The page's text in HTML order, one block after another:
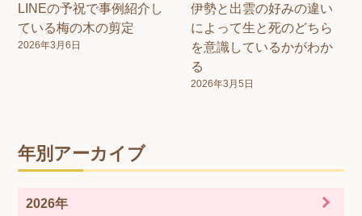
LINEの予祝で事例紹介し
ている梅の木の剪定
2026年3月6日
伊勢と出雲の好みの違い
によって生と死のどちら
を意識しているかがわか
る
2026年3月5日
年別アーカイブ
2026年